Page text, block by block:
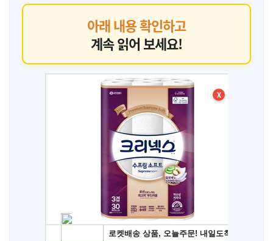
아래 내용 확인하고
계속 읽어 보세요!
X